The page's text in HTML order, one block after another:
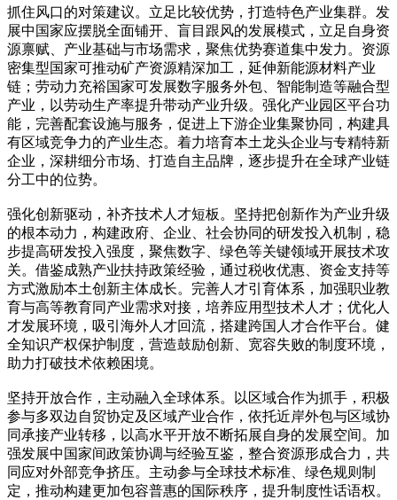
抓住风口的对策建议。立足比较优势，打造特色产业集群。发
展中国家应摆脱全面铺开、盲目跟风的发展模式，立足自身资
源禀赋、产业基础与市场需求，聚焦优势赛道集中发力。资源
密集型国家可推动矿产资源精深加工，延伸新能源材料产业
链；劳动力充裕国家可发展数字服务外包、智能制造等融合型
产业，以劳动生产率提升带动产业升级。强化产业园区平台功
能，完善配套设施与服务，促进上下游企业集聚协同，构建具
有区域竞争力的产业生态。着力培育本土龙头企业与专精特新
企业，深耕细分市场、打造自主品牌，逐步提升在全球产业链
分工中的位势。
强化创新驱动，补齐技术人才短板。坚持把创新作为产业升级
的根本动力，构建政府、企业、社会协同的研发投入机制，稳
步提高研发投入强度，聚焦数字、绿色等关键领域开展技术攻
关。借鉴成熟产业扶持政策经验，通过税收优惠、资金支持等
方式激励本土创新主体成长。完善人才引育体系，加强职业教
育与高等教育同产业需求对接，培养应用型技术人才；优化人
才发展环境，吸引海外人才回流，搭建跨国人才合作平台。健
全知识产权保护制度，营造鼓励创新、宽容失败的制度环境，
助力打破技术依赖困境。
坚持开放合作，主动融入全球体系。以区域合作为抓手，积极
参与多双边自贸协定及区域产业合作，依托近岸外包与区域协
同承接产业转移，以高水平开放不断拓展自身的发展空间。加
强发展中国家间政策协调与经验互鉴，整合资源形成合力，共
同应对外部竞争挤压。主动参与全球技术标准、绿色规则制
定，推动构建更加包容普惠的国际秩序，提升制度性话语权。